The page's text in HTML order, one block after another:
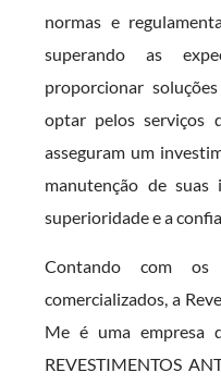
normas e
superando as
proporcionar
optar pelos serviços
asseguram um
manutenção de suas
superioridade e a
Contando com os
comercializados, a
Me é uma empresa
REVESTIMENTOS